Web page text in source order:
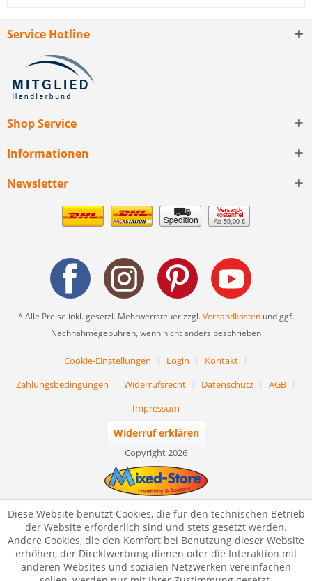
Service Hotline
Shop Service
Informationen
Newsletter
Ab 59,00 €
* Alle Preise inkl. gesetzl. Mehrwertsteuer zzgl.Versandkosten und ggf.
Nachnahmegebühren, wenn nicht anders beschrieben
Cookie-Einstellungen Login
Kontakt
Zahlungsbedingungen
Widerrufsrecht Datenschutz
AGB
Impressum
Widerruf erklären
Copyright 2026
Diese Website benutzt Cookies, die für den technischen Betrieb
der Website erforderlich sind und stets gesetzt werden.
Andere Cookies, die den Komfort bei Benutzung dieser Website
erhöhen, der Direktwerbung dienen oder die Interaktion mit
anderen Websites und sozialen Netzwerken vereinfachen